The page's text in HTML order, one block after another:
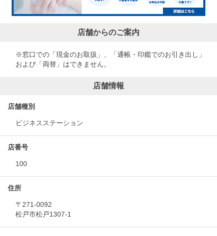
店舗からのご案内
※窓口での「現金のお取扱」、「通帳・印鑑でのお引き出し」
および「両替」はできません。
店舗情報
店舗種別
ビジネスステーション
店番号
100
住所
〒271-0092
松戸市松戸1307-1